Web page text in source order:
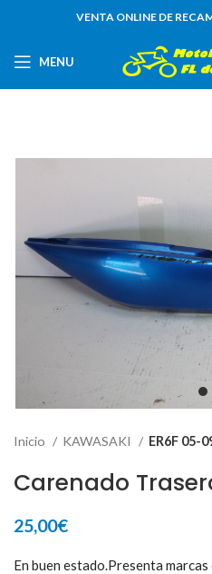
VENTA ONLINE DE
MENU
Inicio KAWASAKI ER6F 05-
Carenado
25,00€
En buen estado.Presenta